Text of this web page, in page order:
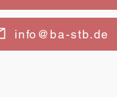
info@ba-stb.de